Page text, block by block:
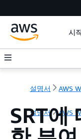
시
설명서 AWS
설명서 AWS
SRT에